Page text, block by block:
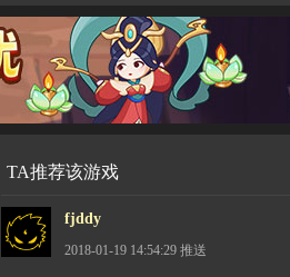
TA推荐该游戏
fjddy
2018-01-19 14:54:29 推送